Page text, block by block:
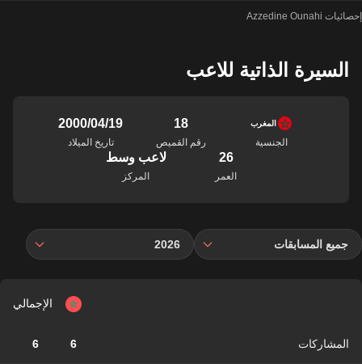
إحصائيات Azzedine Ounahi
السيرة الذاتية للاعب
المغرب
الجنسية
18
رقم القميص
19‏/04‏/2000
تاريخ الميلاد
26
العمر
لاعب وسط
المركز
جميع المسابقات 2026
الإجمالي
المشاركات 6
6